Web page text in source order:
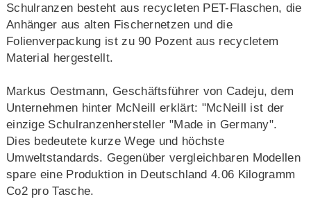
Schulranzen besteht aus recycleten PET-Flaschen, die
Anhänger aus alten Fischernetzen und die
Folienverpackung ist zu 90 Pozent aus recycletem
Material hergestellt.
Markus Oestmann, Geschäftsführer von Cadeju, dem
Unternehmen hinter McNeill erklärt: "McNeill ist der
einzige Schulranzenhersteller "Made in Germany".
Dies bedeutete kurze Wege und höchste
Umweltstandards. Gegenüber vergleichbaren Modellen
spare eine Produktion in Deutschland 4.06 Kilogramm
Co2 pro Tasche.